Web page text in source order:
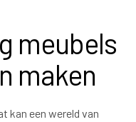
meubels
maken
kan een wereld van